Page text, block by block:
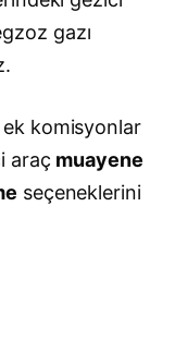
gazı
ek komisyonlar
araç muayene
seçeneklerini